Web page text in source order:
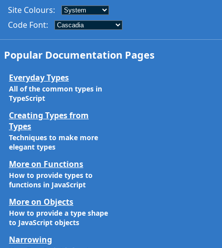
Site Colours:
Code Font:
Popular Documentation Pages
Everyday Types
All of the common types in
TypeScript
Creating Types from
Types
Techniques to make more
elegant types
More on Functions
How to provide types to
functions in JavaScript
More on Objects
How to provide a type shape
to JavaScript objects
Narrowing